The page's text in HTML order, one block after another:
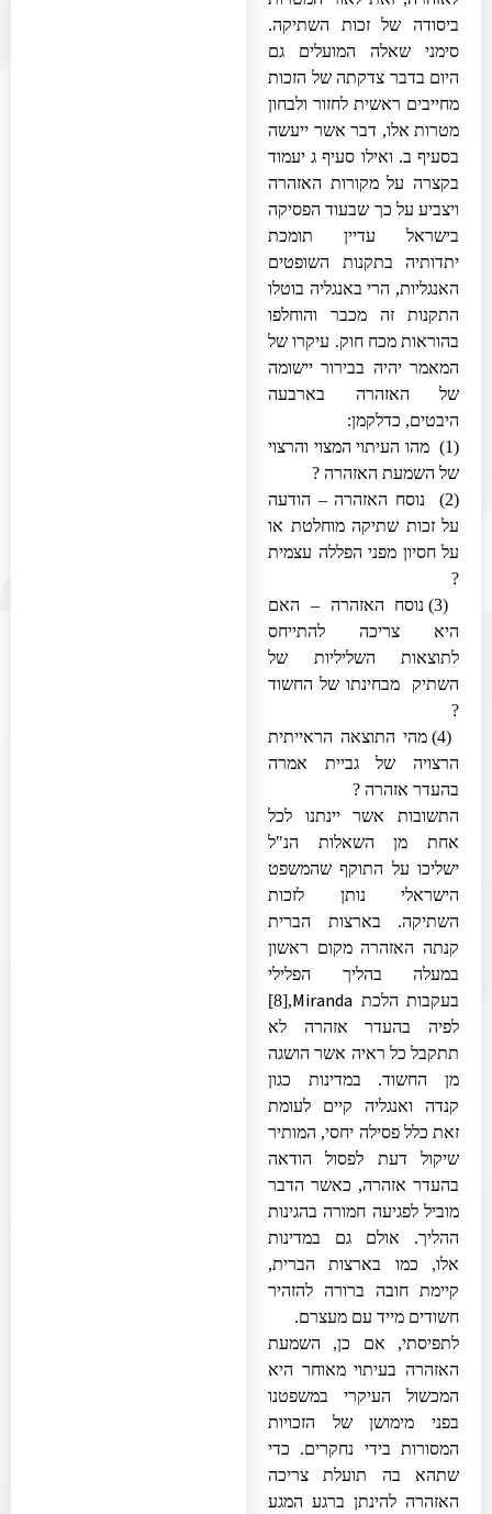
ביסודה של זכות השתיקה.
סימני שאלה המועלים גם
היום בדבר צדקתה של הזכות
מחייבים ראשית לחזור ולבחון
מטרות אלו, דבר אשר ייעשה
בסעיף ב. ואילו סעיף ג יעמוד
בקצרה על מקורות האזהרה
ויצביע על כך שבעוד הפסיקה
בישראל עדיין תומכת
יתדותיה בתקנות השופטים
האנגליות, הרי באנגליה בוטלו
התקנות זה מכבר והוחלפו
בהוראות מכח חוק. עיקרו של
המאמר יהיה בבירור יישומה
של האזהרה בארבעה
היבטים, כדלקמן:
(1) מהו העיתוי המצוי והרצוי
של השמעת האזהרה ?
(2) נוסח האזהרה – הודעה
על זכות שתיקה מוחלטת או
על חסיון מפני הפללה עצמית
?
(3) נוסח האזהרה – האם
היא צריכה להתייחס
לתוצאות השליליות של
השתיק מבחינתו של החשוד
?
(4) מהי התוצאה הראייתית
הרצויה של גביית אמרה
בהעדר אזהרה ?
התשובות אשר יינתנו לכל
אחת מן השאלות הנ"ל
ישליכו על התוקף שהמשפט
הישראלי נותן לזכות
השתיקה. בארצות הברית
קנתה האזהרה מקום ראשון
במעלה בהליך הפלילי
בעקבות הלכת Miranda
,
[8]
לפיה בהעדר אזהרה לא
תתקבל כל ראיה אשר הושגה
מן החשוד. במדינות כגון
קנדה ואנגליה קיים לעומת
זאת כלל פסילה יחסי, המותיר
שיקול דעת לפסול הודאה
בהעדר אזהרה, כאשר הדבר
מוביל לפגיעה חמורה בהגינות
ההליך. אולם גם במדינות
אלו, כמו בארצות הברית,
קיימת חובה ברורה להזהיר
חשודים מייד עם מעצרם.
לתפיסתי, אם כן, השמעת
האזהרה בעיתוי מאוחר היא
המכשול העיקרי במשפטנו
בפני מימושן של הזכויות
המסורות בידי נחקרים. כדי
שתהא בה תועלת צריכה
האזהרה להינתן ברגע המגע